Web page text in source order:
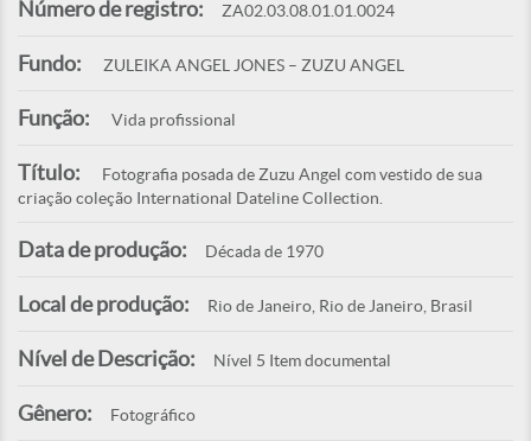
Número de registro: ZA02.03.08.01.01.0024
Fundo: ZULEIKA ANGEL JONES – ZUZU ANGEL
Função: Vida profissional
Título:
Fotografia posada de Zuzu Angel com vestido de sua
criação coleção International Dateline Collection.
Data de produção: Década de 1970
Local de produção: Rio de Janeiro, Rio de Janeiro, Brasil
Nível de Descrição: Nível 5 Item documental
Gênero: Fotográfico